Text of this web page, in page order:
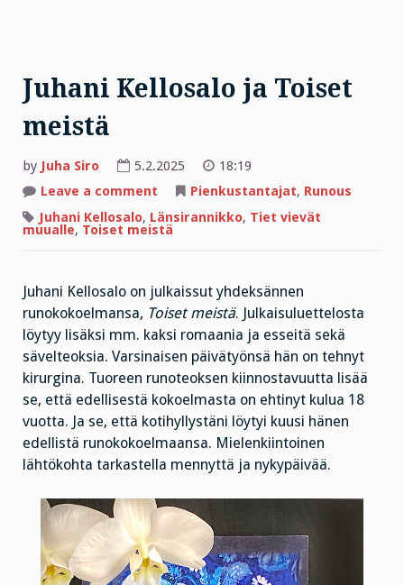
Juhani Kellosalo ja Toiset
meistä
by Juha Siro 5.2.2025
18:19
Leave a comment
Kellosalo
ja
Pienkustantajat, Runous
Juhani Kellosalo, Länsirannikko, Tiet vievät
muualle, Toiset meistä
Juhani Kellosalo on julkaissut yhdeksännen
runokokoelmansa, Toiset meistä. Julkaisuluettelosta
löytyy lisäksi mm. kaksi romaania ja esseitä sekä
sävelteoksia. Varsinaisen päivätyönsä hän on tehnyt
kirurgina. Tuoreen runoteoksen kiinnostavuutta lisää
se, että edellisestä kokoelmasta on ehtinyt kulua 18
vuotta. Ja se, että kotihyllystäni löytyi kuusi hänen
edellistä runokokoelmaansa. Mielenkiintoinen
lähtökohta tarkastella mennyttä ja nykypäivää.